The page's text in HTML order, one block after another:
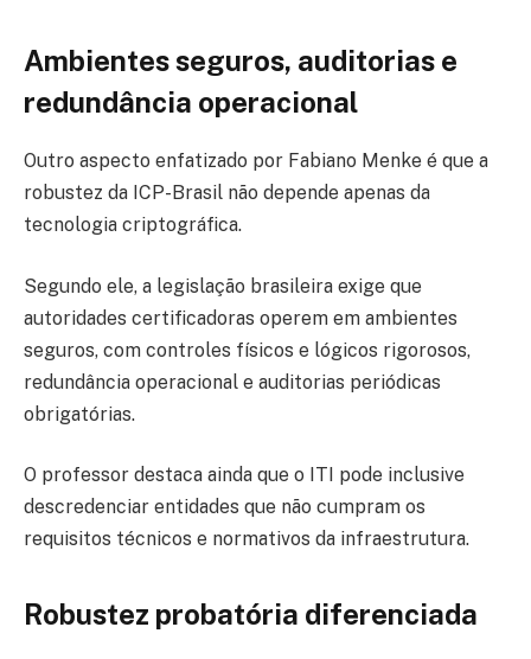
Ambientes seguros, auditorias e
redundância operacional
Outro aspecto enfatizado por Fabiano Menke é que a
robustez da ICP-Brasil não depende apenas da
tecnologia criptográfica.
Segundo ele, a legislação brasileira exige que
autoridades certificadoras operem em ambientes
seguros, com controles físicos e lógicos rigorosos,
redundância operacional e auditorias periódicas
obrigatórias.
O professor destaca ainda que o ITI pode inclusive
descredenciar entidades que não cumpram os
requisitos técnicos e normativos da infraestrutura.
Robustez probatória diferenciada